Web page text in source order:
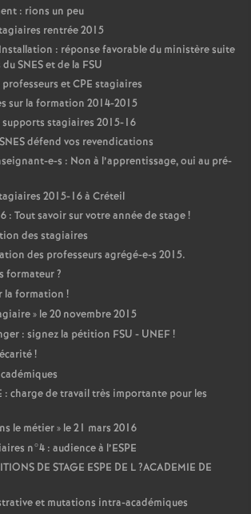
: rions un peu
rentrée 2015
: réponse favorable du ministère suite
duSNESet de la FSU
etCPE stagiaires
sur la formation 2014-2015
stagiaires 2015-16
SNESdéfend vos revendications
e-s : Non à l’apprentissage, oui au pré-
2015-16 à Créteil
: Tout savoir sur votre année de stage!
des stagiaires
des professeurs agrégé-e-s 2015.
formateur?
la formation !
» le 20 novembre 2015
: signez la pétition FSU - UNEF!
!
: charge de travail très importante pour les
le métier» le 21 mars 2016
n°4 : audience à l’ESPE
DE STAGE ESPE DE L?ACADEMIE DE
et mutations intra-académiques